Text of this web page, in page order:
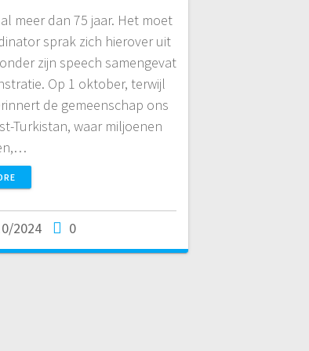
meer dan 75 jaar. Het moet
sprak zich hierover uit
zijn speech samengevat
Op 1 oktober, terwijl
de gemeenschap ons
Turkistan, waar miljoenen
2024 0